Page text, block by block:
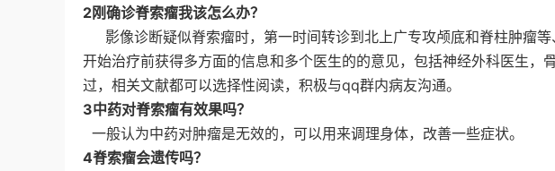
2刚确诊脊索瘤我该怎么办？
影像诊断疑似脊索瘤时，第一时间转诊到北上广专攻颅底和脊柱肿瘤
开始治疗前获得多方面的信息和多个医生的的意见，包括神经外科医生，
过，相关文献都可以选择性阅读，积极与qq群内病友沟通。
3中药对脊索瘤有效果吗？
一般认为中药对肿瘤是无效的，可以用来调理身体，改善一些症状。
4脊索瘤会遗传吗？